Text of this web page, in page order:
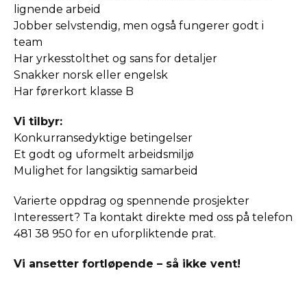
lignende arbeid
Jobber selvstendig, men også fungerer godt i
team
Har yrkesstolthet og sans for detaljer
Snakker norsk eller engelsk
Har førerkort klasse B
Vi tilbyr:
Konkurransedyktige betingelser
Et godt og uformelt arbeidsmiljø
Mulighet for langsiktig samarbeid
Varierte oppdrag og spennende prosjekter
Interessert? Ta kontakt direkte med oss på telefon
481 38 950 for en uforpliktende prat.
Vi ansetter fortløpende – så ikke vent!